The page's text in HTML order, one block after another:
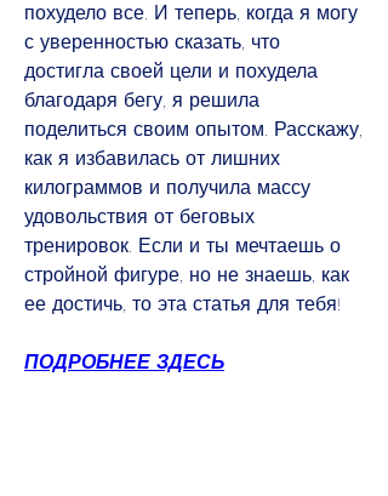
похудело все. И теперь, когда я могу
с уверенностью сказать, что
достигла своей цели и похудела
благодаря бегу, я решила
поделиться своим опытом. Расскажу,
как я избавилась от лишних
килограммов и получила массу
удовольствия от беговых
тренировок. Если и ты мечтаешь о
стройной фигуре, но не знаешь, как
ее достичь, то эта статья для тебя!
ПОДРОБНЕЕ ЗДЕСЬ